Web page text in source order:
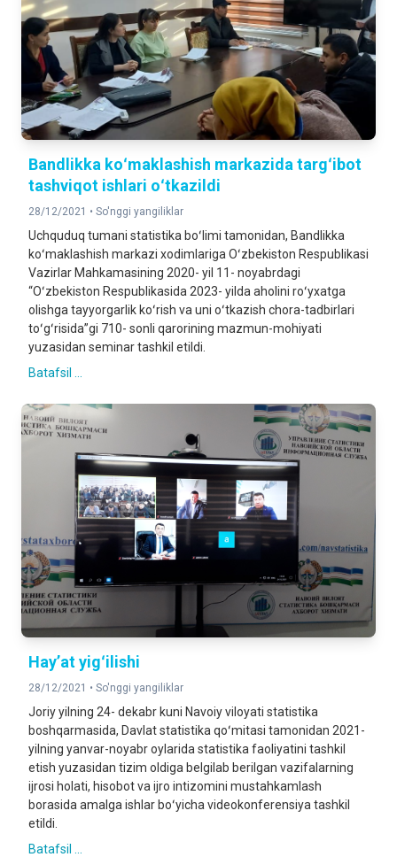
Bandlikka koʻmaklashish markazida targʻibot
tashviqot ishlari oʻtkazildi
28/12/2021 • So'nggi yangiliklar
Uchquduq tumani statistika boʻlimi tamonidan, Bandlikka
koʻmaklashish markazi xodimlariga Oʻzbekiston Respublikasi
Vazirlar Mahkamasining 2020- yil 11- noyabrdagi
“Oʻzbekiston Respublikasida 2023- yilda aholini roʻyxatga
olishga tayyorgarlik koʻrish va uni oʻtkazish chora-tadbirlari
toʻgʻrisida”gi 710- sonli qarorining mazmun-mohiyati
yuzasidan seminar tashkil etildi.
Batafsil ...
Hayʼat yigʻilishi
28/12/2021 • So'nggi yangiliklar
Joriy yilning 24- dekabr kuni Navoiy viloyati statistika
boshqarmasida, Davlat statistika qoʻmitasi tamonidan 2021-
yilning yanvar-noyabr oylarida statistika faoliyatini tashkil
etish yuzasidan tizim oldiga belgilab berilgan vazifalarning
ijrosi holati, hisobot va ijro intizomini mustahkamlash
borasida amalga ishlar boʻyicha videokonferensiya tashkil
etildi.
Batafsil ...